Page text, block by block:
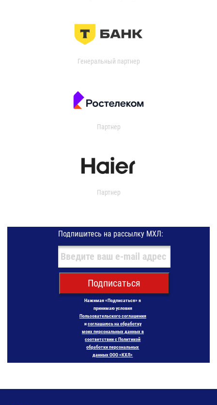
Генеральный партнер
Партнер
Партнер
Подпишитесь на рассылку МХЛ:
Подписаться
Нажимая «Подписаться» я
принимаю условия
Пользовательского соглашения
исоглашаюсь на обработку
моих персональных данных в
соответствии с Политикой
обработки персональных
данных ООО «КХЛ»